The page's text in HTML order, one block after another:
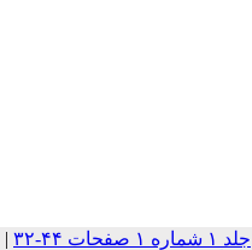
جلد ۱ شماره ۱ صفحات ۴۴-۳۲ |